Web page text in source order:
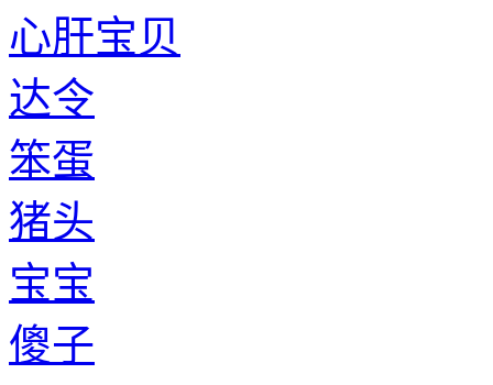
心肝宝贝
达令
笨蛋
猪头
宝宝
傻子